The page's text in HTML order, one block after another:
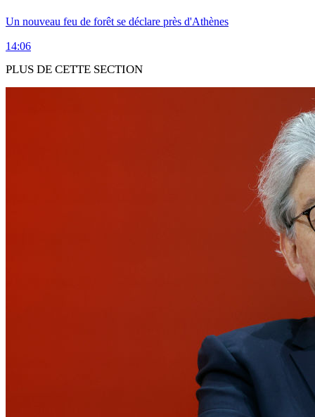
Un nouveau feu de forêt se déclare près d'Athènes
14:06
PLUS DE CETTE SECTION